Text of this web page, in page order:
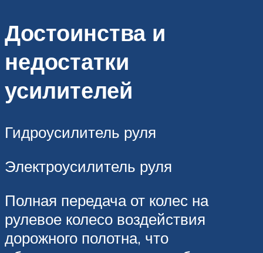
Достоинства и
недостатки
усилителей
Гидроусилитель руля
Электроусилитель руля
Полная передача от колес на
рулевое колесо воздействия
дорожного полотна, что